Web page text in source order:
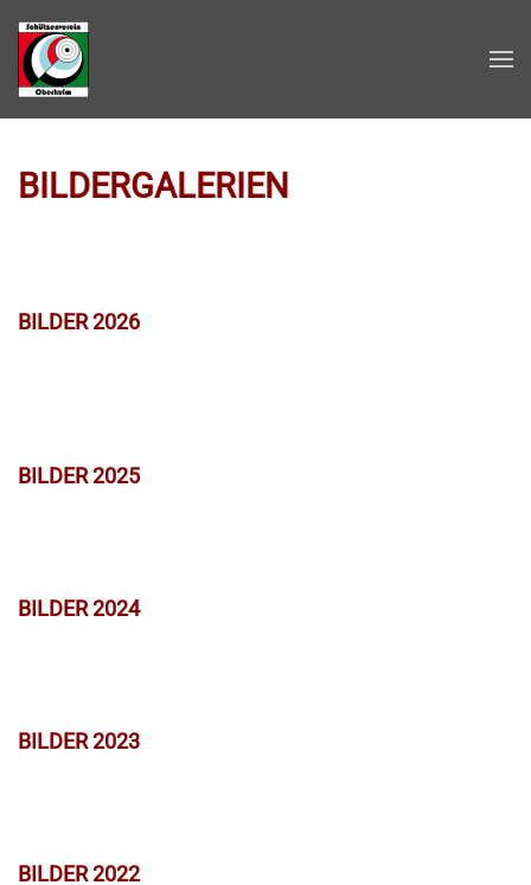
Zum Hauptinhalt springen
BILDERGALERIEN
BILDER 2026
BILDER 2025
BILDER 2024
BILDER 2023
BILDER 2022